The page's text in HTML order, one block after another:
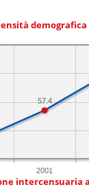
demografica
2001
57.4
intercensuaria